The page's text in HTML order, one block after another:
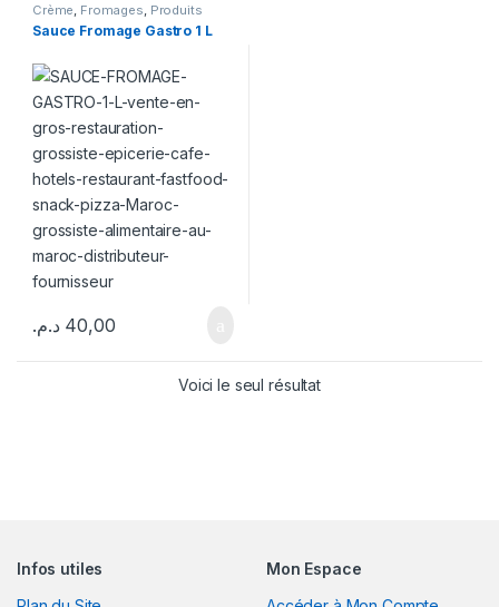
Crème, Fromages, Produits
Laitiers
Sauce Fromage Gastro 1 L
40,00 د.م.
Voici le seul résultat
Infos utiles
Mon Espace